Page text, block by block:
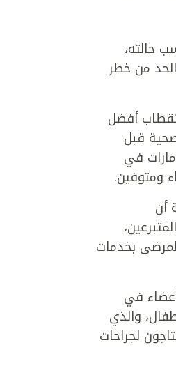
حالته،
من خطر
العام 2017 واستثمر في استقطاب أفضل
قبل
في
أن
بخدمات
في
منها 21 جراحة لدى الأطفال، والذي
لجراحات